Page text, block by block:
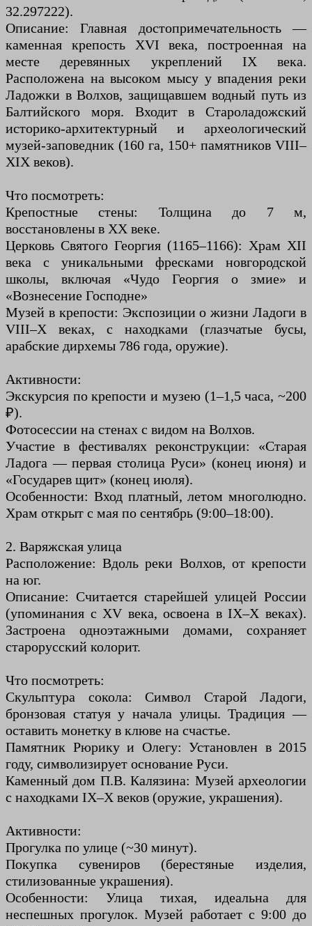
32.297222).
Описание: Главная достопримечательность —
каменная крепость XVI века, построенная на
месте деревянных укреплений IX века.
Расположена на высоком мысу у впадения реки
Ладожки в Волхов, защищавшем водный путь из
Балтийского моря. Входит в Староладожский
историко-архитектурный и археологический
музей-заповедник (160 га, 150+ памятников VIII–
XIX веков).
Что посмотреть:
Крепостные стены: Толщина до 7 м,
восстановлены в XX веке.
Церковь Святого Георгия (1165–1166): Храм XII
века с уникальными фресками новгородской
школы, включая «Чудо Георгия о змие» и
«Вознесение Господне»
Музей в крепости: Экспозиции о жизни Ладоги в
VIII–X веках, с находками (глазчатые бусы,
арабские дирхемы 786 года, оружие).
Активности:
Экскурсия по крепости и музею (1–1,5 часа, ~200
₽).
Фотосессии на стенах с видом на Волхов.
Участие в фестивалях реконструкции: «Старая
Ладога — первая столица Руси» (конец июня) и
«Государев щит» (конец июля).
Особенности: Вход платный, летом многолюдно.
Храм открыт с мая по сентябрь (9:00–18:00).
2. Варяжская улица
Расположение: Вдоль реки Волхов, от крепости
на юг.
Описание: Считается старейшей улицей России
(упоминания с XV века, освоена в IX–X веках).
Застроена одноэтажными домами, сохраняет
старорусский колорит.
Что посмотреть:
Скульптура сокола: Символ Старой Ладоги,
бронзовая статуя у начала улицы. Традиция —
оставить монетку в клюве на счастье.
Памятник Рюрику и Олегу: Установлен в 2015
году, символизирует основание Руси.
Каменный дом П.В. Калязина: Музей археологии
с находками IX–X веков (оружие, украшения).
Активности:
Прогулка по улице (~30 минут).
Покупка сувениров (берестяные изделия,
стилизованные украшения).
Особенности: Улица тихая, идеальна для
неспешных прогулок. Музей работает с 9:00 до